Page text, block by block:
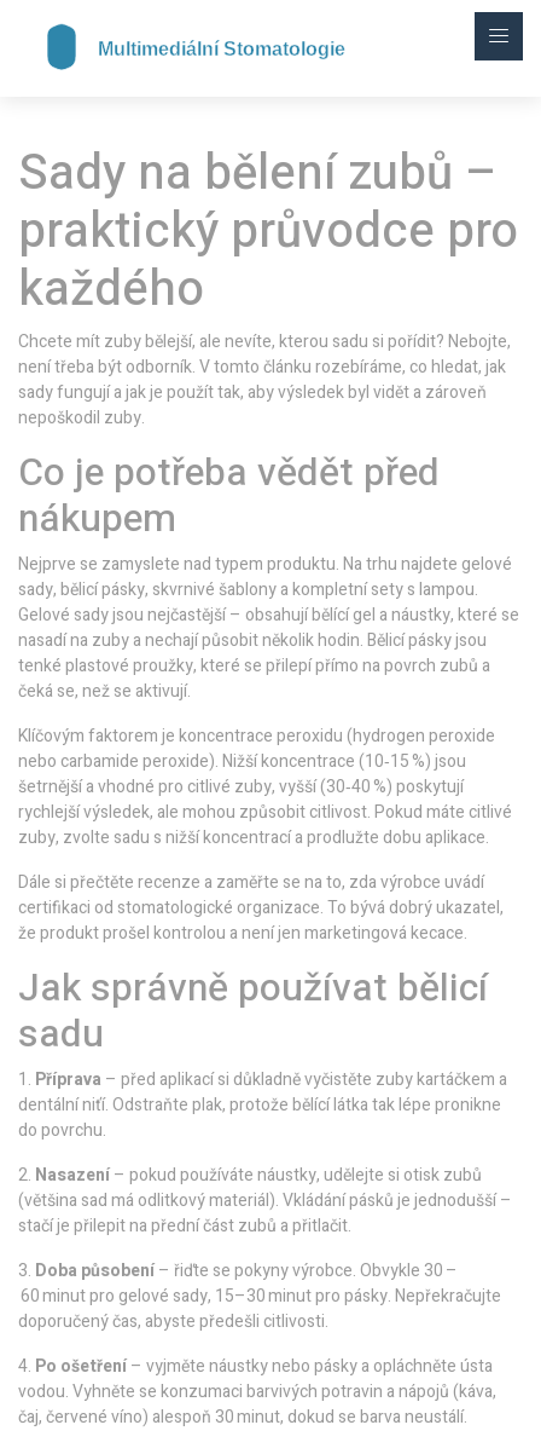
Sady na bělení zubů –
praktický průvodce pro
každého
Chcete mít zuby bělejší, ale nevíte, kterou sadu si pořídit? Nebojte,
není třeba být odborník. V tomto článku rozebíráme, co hledat, jak
sady fungují a jak je použít tak, aby výsledek byl vidět a zároveň
nepoškodil zuby.
Co je potřeba vědět před
nákupem
Nejprve se zamyslete nad typem produktu. Na trhu najdete gelové
sady, bělicí pásky, skvrnivé šablony a kompletní sety s lampou.
Gelové sady jsou nejčastější – obsahují bělící gel a náustky, které se
nasadí na zuby a nechají působit několik hodin. Bělicí pásky jsou
tenké plastové proužky, které se přilepí přímo na povrch zubů a
čeká se, než se aktivují.
Klíčovým faktorem je koncentrace peroxidu (hydrogen peroxide
nebo carbamide peroxide). Nižší koncentrace (10‑15 %) jsou
šetrnější a vhodné pro citlivé zuby, vyšší (30‑40 %) poskytují
rychlejší výsledek, ale mohou způsobit citlivost. Pokud máte citlivé
zuby, zvolte sadu s nižší koncentrací a prodlužte dobu aplikace.
Dále si přečtěte recenze a zaměřte se na to, zda výrobce uvádí
certifikaci od stomatologické organizace. To bývá dobrý ukazatel,
že produkt prošel kontrolou a není jen marketingová kecace.
Jak správně používat bělicí
sadu
1. Příprava – před aplikací si důkladně vyčistěte zuby kartáčkem a
dentální niťí. Odstraňte plak, protože bělící látka tak lépe pronikne
do povrchu.
2. Nasazení– pokud používáte náustky, udělejte si otisk zubů
(většina sad má odlitkový materiál). Vkládání pásků je jednodušší –
stačí je přilepit na přední část zubů a přitlačit.
3. Doba působení– řiďte se pokyny výrobce. Obvykle 30 –
60 minut pro gelové sady, 15–30 minut pro pásky. Nepřekračujte
doporučený čas, abyste předešli citlivosti.
4. Po ošetření– vyjměte náustky nebo pásky a opláchněte ústa
vodou. Vyhněte se konzumaci barvivých potravin a nápojů (káva,
čaj, červené víno) alespoň 30 minut, dokud se barva neustálí.